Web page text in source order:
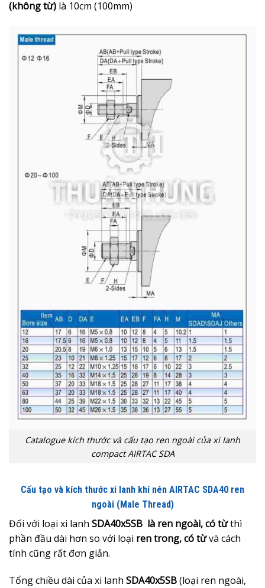
(không từ) là 10cm (100mm)
Catalogue kích thước và cấu tạo ren ngoài của xi lanh
compact AIRTAC SDA
Cấu tạo và kích thước xi lanh khí nén AIRTAC SDA40 ren
ngoài (Male Thread)
Đối với loại xi lanh SDA40x5SB là ren ngoài, có từthì
phần đầu dài hơn so với loại ren trong, có từvà cách
tính cũng rất đơn giản.
Tổng chiều dài của xi lanh SDA40x5SB(loại ren ngoài,